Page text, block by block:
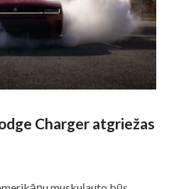
Charger atgriežas